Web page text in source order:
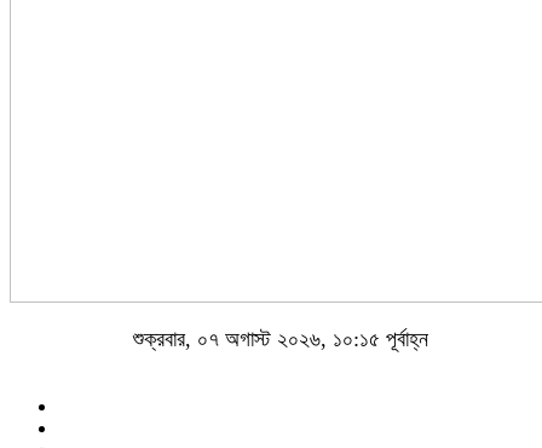
শুক্রবার, ০৭ অগাস্ট ২০২৬, ১০:১৫ পূর্বাহ্ন